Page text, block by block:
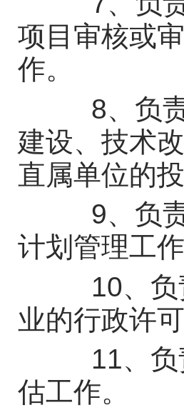
项目审核或
作。
8、负责
建设、技术
直属单位的
9、负责
计划管理工作
10、负责
业的行政许可
11、负责
估工作。